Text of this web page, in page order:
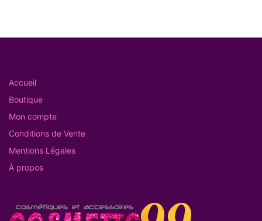
Accueil
Boutique
Mon compte
Conditions de Vente
Mentions Légales
À propos